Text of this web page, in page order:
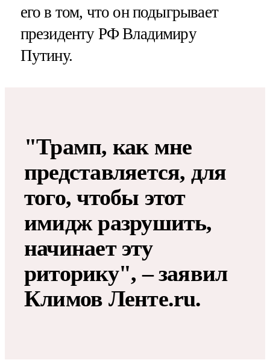
его в том, что он подыгрывает
президенту РФ Владимиру
Путину.
"Трамп, как мне
представляется, для
того, чтобы этот
имидж разрушить,
начинает эту
риторику", – заявил
Климов Ленте.ru.